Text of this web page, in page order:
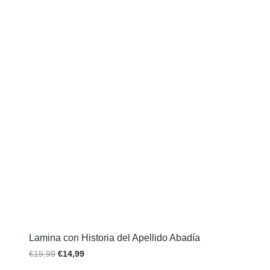
Lamina con Historia del Apellido Abadía
€19,99 €14,99